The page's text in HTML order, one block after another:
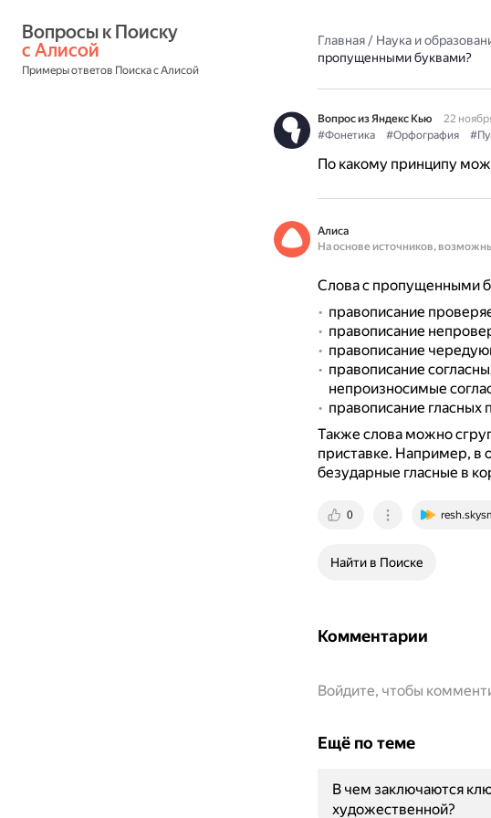
с Алисой
Примеры ответов Поиска с Алисой
Главная/ Наука и
пропущенными буквами?
Вопрос из Яндекс Кью
22
#Фонетика
#Орфография
По какому принципу
Алиса
На основе источников,
Слова с пропущенными
правописание
правописание
правописание
правописание
непроизносимые
правописание гласных
Также слова можно
приставке. Например, в
безударные гласные в
0
Найти в Поиске
Комментарии
Войдите, чтобы
Ещё по теме
В чем заключаются
художественной?